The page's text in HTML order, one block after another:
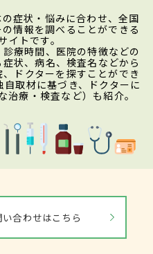
症状・悩みに合わせ、全国
情報を調べることができる
イトです。
療時間、医院の特徴などの
状、病名、検査名などから
ドクターを探すことができ
取材に基づき、ドクターに
療・検査など）も紹介。
合わせはこちら